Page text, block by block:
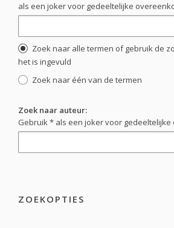
als een joker voor gedeeltelijke
Zoek naar alle termen of gebruik de
het is ingevuld
Zoek naar één van de termen
Zoek naar auteur:
Gebruik * als een joker voor
ZOEKOPTIES